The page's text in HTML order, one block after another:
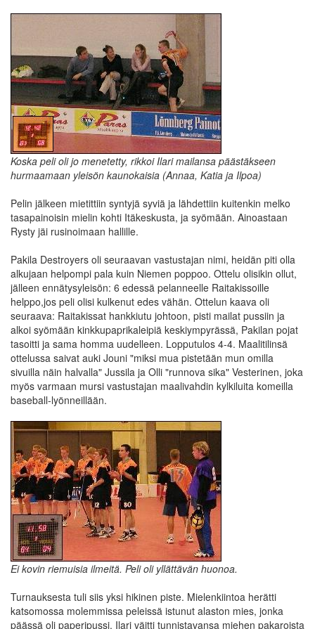
Koska peli oli jo menetetty, rikkoi Ilari mailansa päästäkseen
hurmaamaan yleisön kaunokaisia (Annaa, Katia ja Ilpoa)
Pelin jälkeen mietittiin syntyjä syviä ja lähdettiin kuitenkin melko
tasapainoisin mielin kohti Itäkeskusta, ja syömään. Ainoastaan
Rysty jäi rusinoimaan hallille.
Pakila Destroyers oli seuraavan vastustajan nimi, heidän piti olla
alkujaan helpompi pala kuin Niemen poppoo. Ottelu olisikin ollut,
jälleen ennätysyleisön: 6 edessä pelanneelle Raitakissoille
helppo,jos peli olisi kulkenut edes vähän. Ottelun kaava oli
seuraava: Raitakissat hankkiutu johtoon, pisti mailat pussiin ja
alkoi syömään kinkkupaprikaleipiä keskiympyrässä, Pakilan pojat
tasoitti ja sama homma uudelleen. Lopputulos 4-4. Maalitilinsä
ottelussa saivat auki Jouni "miksi mua pistetään mun omilla
sivuilla näin halvalla" Jussila ja Olli "runnova sika" Vesterinen, joka
myös varmaan mursi vastustajan maalivahdin kylkiluita komeilla
baseball-lyönneillään.
Ei kovin riemuisia ilmeitä. Peli oli yllättävän huonoa.
Turnauksesta tuli siis yksi hikinen piste. Mielenkiintoa herätti
katsomossa molemmissa peleissä istunut alaston mies, jonka
päässä oli paperipussi. Ilari väitti tunnistavansa miehen pakaroista